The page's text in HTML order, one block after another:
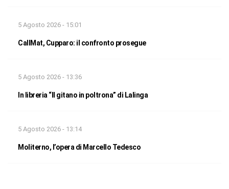
5 Agosto 2026 - 15:01
CallMat, Cupparo: il confronto prosegue
5 Agosto 2026 - 13:36
In libreria “Il gitano in poltrona” di Lalinga
5 Agosto 2026 - 13:14
Moliterno, l’opera di Marcello Tedesco